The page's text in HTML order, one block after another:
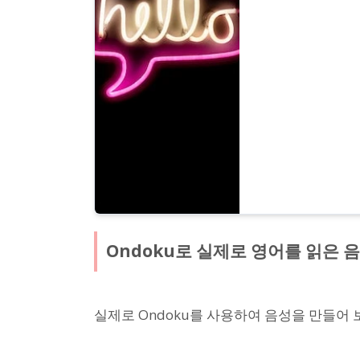
Ondoku로 실제로 영어를 읽은
실제로 Ondoku를 사용하여 음성을 만들어